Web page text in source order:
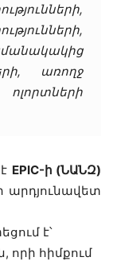
առողջ
EPIC-ի (ՆԱՆԶ)
արդյունավետ
է՝
որի հիմքում